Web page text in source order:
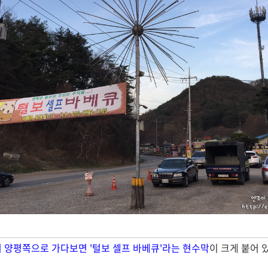
양평쪽으로 가다보면 '털보 셀프 바베큐'라는 현수막이 크게 붙어